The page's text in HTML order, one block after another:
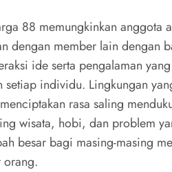
88 memungkinkan anggota
dengan member lain dengan
ide serta pengalaman
setiap individu. Lingkungan
rasa saling
wisata, hobi, dan problem
besar bagi masing-masing
orang.